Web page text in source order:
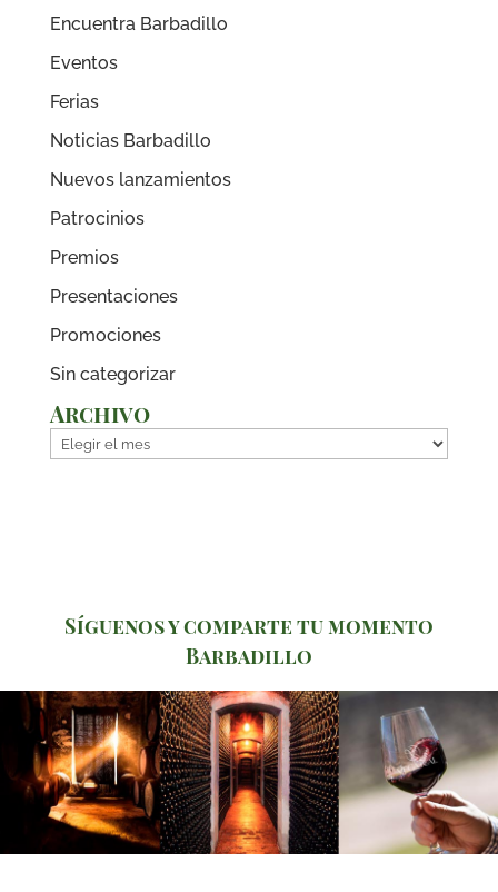
Encuentra Barbadillo
Eventos
Ferias
Noticias Barbadillo
Nuevos lanzamientos
Patrocinios
Premios
Presentaciones
Promociones
Sin categorizar
Archivo
Archivo
Síguenos y comparte tu momento
Barbadillo